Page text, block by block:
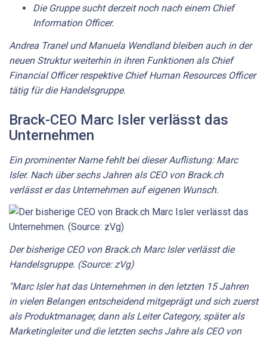
Die Gruppe sucht derzeit noch nach einem Chief
Information Officer.
Andrea Tranel und Manuela Wendland bleiben auch in der
neuen Struktur weiterhin in ihren Funktionen als Chief
Financial Officer respektive Chief Human Resources Officer
tätig für die Handelsgruppe.
Brack-CEO Marc Isler verlässt das
Unternehmen
Ein prominenter Name fehlt bei dieser Auflistung: Marc
Isler. Nach über sechs Jahren als CEO von Brack.ch
verlässt er das Unternehmen auf eigenen Wunsch.
Der bisherige CEO von Brack.ch Marc Isler verlässt die
Handelsgruppe. (Source: zVg)
"Marc Isler hat das Unternehmen in den letzten 15 Jahren
in vielen Belangen entscheidend mitgeprägt und sich zuerst
als Produktmanager, dann als Leiter Category, später als
Marketingleiter und die letzten sechs Jahre als CEO von